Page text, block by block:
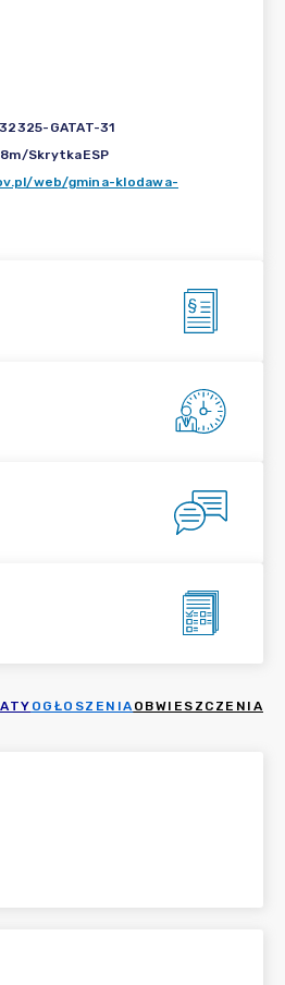
GATAT-31
SkrytkaESP
web/gmina-klodawa-
OGŁOSZENIA OBWIESZCZENIA